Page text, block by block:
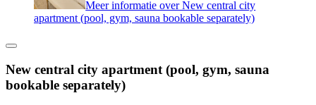
Meer informatie over New central city
apartment (pool, gym, sauna bookable separately)
New central city apartment (pool, gym, sauna
bookable separately)